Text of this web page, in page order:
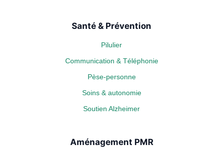
Santé & Prévention
Pilulier
Communication & Téléphonie
Pèse-personne
Soins & autonomie
Soutien Alzheimer
Aménagement PMR